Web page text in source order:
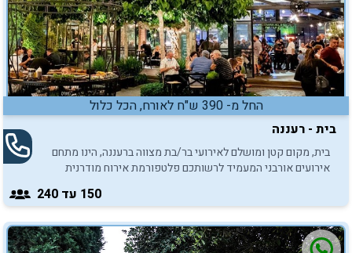
החל מ- 390 ש"ח לאורח, הכל כלול
בית - רעננה
בית, מקום קטן ומושלם לאירועי בר/בת מצווה ברעננה, הינו מתחם
אירועים אורבני המעמיד לרשותכם פלטפורמת אירוח מודרנית
150 עד 240